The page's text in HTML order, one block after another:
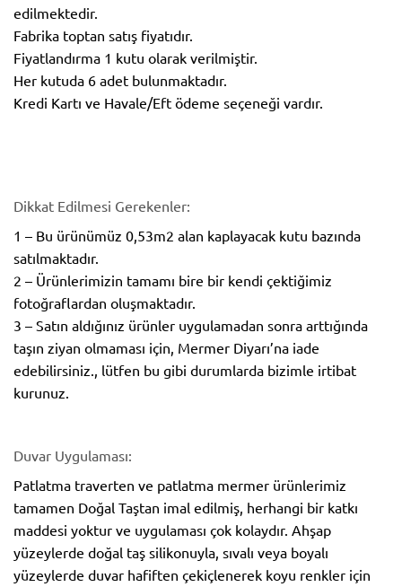
edilmektedir.
Fabrika toptan satış fiyatıdır.
Fiyatlandırma 1 kutu olarak verilmiştir.
Her kutuda 6 adet bulunmaktadır.
Kredi Kartı ve Havale/Eft ödeme seçeneği vardır.
Dikkat Edilmesi Gerekenler:
1 – Bu ürünümüz 0,53m2 alan kaplayacak kutu bazında
satılmaktadır.
2 – Ürünlerimizin tamamı bire bir kendi çektiğimiz
fotoğraflardan oluşmaktadır.
3 – Satın aldığınız ürünler uygulamadan sonra arttığında
taşın ziyan olmaması için, Mermer Diyarı’na iade
edebilirsiniz., lütfen bu gibi durumlarda bizimle irtibat
kurunuz.
Duvar Uygulaması:
Patlatma traverten ve patlatma mermer ürünlerimiz
tamamen Doğal Taştan imal edilmiş, herhangi bir katkı
maddesi yoktur ve uygulaması çok kolaydır. Ahşap
yüzeylerde doğal taş silikonuyla, sıvalı veya boyalı
yüzeylerde duvar hafiften çekiçlenerek koyu renkler için